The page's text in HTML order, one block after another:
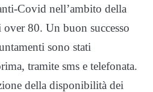
Covid nell’ambito della
over 80. Un buon successo
sono stati
tramite sms e telefonata.
della disponibilità dei